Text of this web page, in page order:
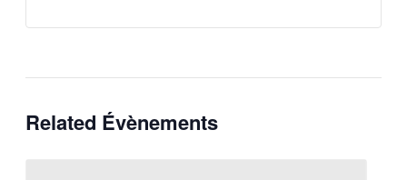
Related Évènements